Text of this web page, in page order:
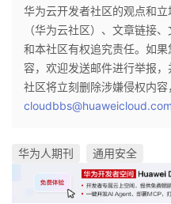
华为云开发者社区的观点和
（华为云社区）、文章链接
和本社区有权追究责任。如
容，欢迎发送邮件进行举报
社区将立刻删除涉嫌侵权内容
cloudbbs@huaweicloud.com
华为人期刊 通用安全